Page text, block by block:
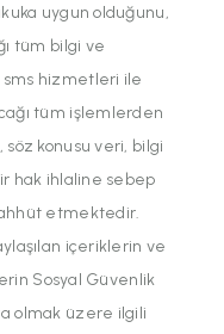
uygun olduğunu,
tüm bilgi ve
hizmetleri ile
tüm işlemlerden
konusu veri, bilgi
hak ihlaline sebep
etmektedir.
içeriklerin ve
Sosyal Güvenlik
olmak üzere ilgili